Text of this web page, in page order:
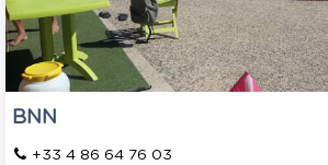
BNN
+33 4 86 64 76 03